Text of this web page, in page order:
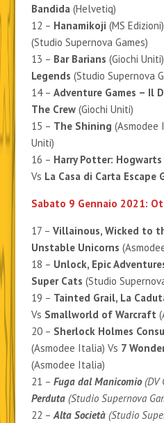
Bandida(Helvetiq)
12 – Hanamikoji (MS
(Studio Supernova Games)
13 – Bar Barians (Giochi
Legends (Studio Supernova
14 – Adventure Games – Il
The Crew(Giochi Uniti)
15 – The Shining (Asmodee
Uniti)
16 – Harry Potter:
Vs La Casa di Carta Escape
Sabato 9 Gennaio 2021:
17 – Villainous, Wicked to
Unstable Unicorns
18 – Unlock, Epic
Super Cats (Studio
19 – Tainted Grail, La
Vs Smallworld of Warcraft
20 – Sherlock Holmes
(Asmodee Italia) Vs 7
(Asmodee Italia)
21 – Fuga dal Manicomio(DV
Perduta(Studio Supernova
22 –Alta Società(Studio